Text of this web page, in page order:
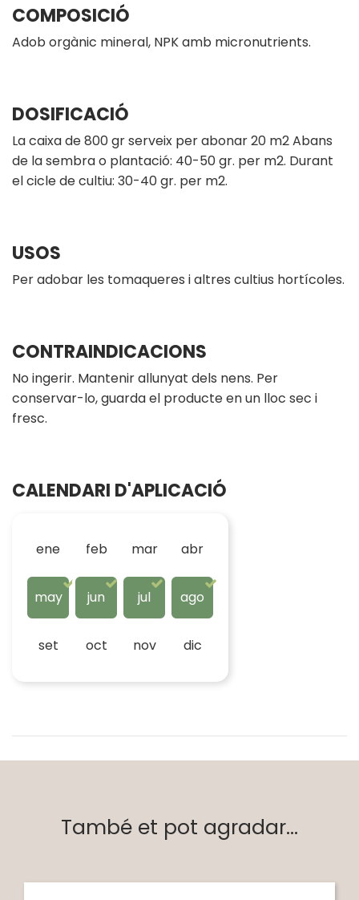
COMPOSICIÓ
Adob orgànic mineral, NPK amb micronutrients.
DOSIFICACIÓ
La caixa de 800 gr serveix per abonar 20 m2 Abans
de la sembra o plantació: 40-50 gr. per m2. Durant
el cicle de cultiu: 30-40 gr. per m2.
USOS
Per adobar les tomaqueres i altres cultius hortícoles.
CONTRAINDICACIONS
No ingerir. Mantenir allunyat dels nens. Per
conservar-lo, guarda el producte en un lloc sec i
fresc.
CALENDARI D'APLICACIÓ
ene feb mar abr
may jun jul ago
set oct nov dic
També et pot agradar...